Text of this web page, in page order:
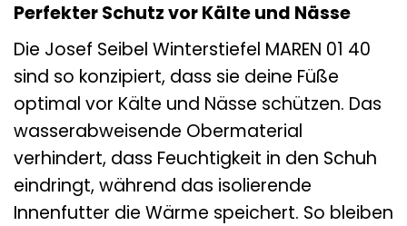
Perfekter Schutz vor Kälte und Nässe
Die Josef Seibel Winterstiefel MAREN 01 40
sind so konzipiert, dass sie deine Füße
optimal vor Kälte und Nässe schützen. Das
wasserabweisende Obermaterial
verhindert, dass Feuchtigkeit in den Schuh
eindringt, während das isolierende
Innenfutter die Wärme speichert. So bleiben